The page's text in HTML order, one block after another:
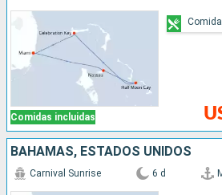
Comidas incluidas
BAHAMAS, ESTADOS UNIDOS
Carnival Sunrise 6 d